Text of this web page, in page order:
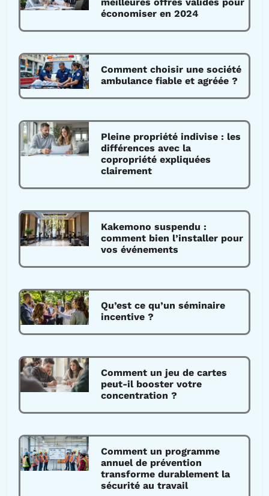
économiser en 2024
Comment choisir une société
ambulance fiable et agréée ?
Pleine propriété indivise : les
différences avec la
copropriété expliquées
clairement
Kakemono suspendu :
comment bien l’installer pour
vos événements
Qu’est ce qu’un séminaire
incentive ?
Comment un jeu de cartes
peut-il booster votre
concentration ?
Comment un programme
annuel de prévention
transforme durablement la
sécurité au travail